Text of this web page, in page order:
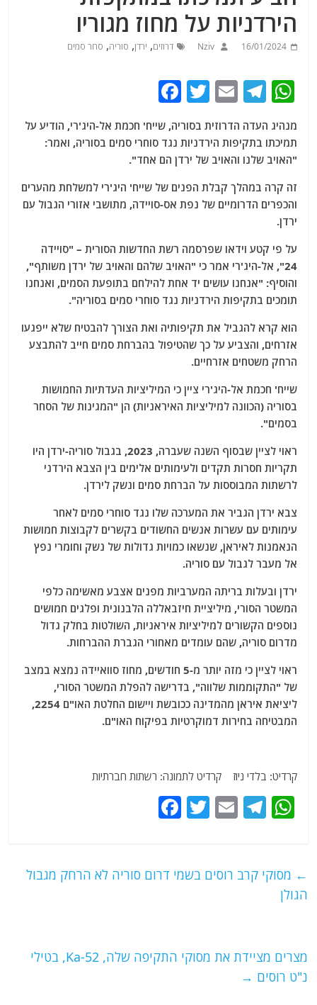
הירדניות על מחוז מגוריו
16/01/2024
Nziv דרוזים, ירדן, סוריה, סחר סמים
W
at
s
A
p
T
e
g
ra
m
E
ai
l
T
itt
er
c
e
b
o
k
מנהיג העדה הדרוזית בסוריה, שייח' חכמת אל-היג'רי, הודיע ​​על
תמיכתו בתקיפות הירדניות נגד סוחרי סמים בסוריה, ואמר:
"האויב שלנו והאויב של ירדן הם אחד".
זה קרה במהלך קבלת הפנים של שייח' היג'רי למשלחת מהערים
והכפרים הדרומיים של נפת אס-סויידה, מתושבי אזורי הגבול עם
ירדן.
על פי קטע וידאו שפרסמה רשת החדשות הסורית – "סויידה
24", אל-היג'רי אמר כי "האויב שלהם והאויב של ירדן משותף",
והוסיף: "אנחנו עושים יד אחת להילחם בתופעת הסמים, ואנחנו
תומכים בתקיפות הירדניות נגד סוחרי סמים בסוריה".
הוא קרא להגביל את תקיפותיה ואת הצורך להבטיח שלא ייפגעו
אזרחים, והצביע על כך שהטיפול בהברחת סמים חייב להתבצע
הרחק משטחים אזרחיים.
שייח' חכמת אל-היג'רי ציין כי המיליציות העדתיות החמושות
בסוריה (הכוונה למיליציות האיראניות) הן "המגינות של הסחר
בסמים".
ראוי לציין שבסוף השנה שעברה, 2023, בגבול סוריה-ירדן היו
תקריות חסרות תקדים ולעימותים אלימים בין הצבא הירדני
לרשתות המבוססות על הברחת סמים ונשק לירדן.
צבא ירדן הגביר את המערכה שלו נגד סוחרי סמים לאחר
עימותים עם עשרות אנשים החשודים בקשרים לקבוצות חמושות
הנאמנות לאיראן, שנשאו כמויות גדולות של נשק וחומרי נפץ
אל מעבר לגבול עם סוריה.
ירדן ובעלות בריתה המערביות מפנים אצבע מאשימה כלפי
המשטר הסורי, מיליציית חיזבאללה הלבנונית ופלגים חמושים
נוספים הקשורים למיליציות איראניות, השולטות בחלק גדול
מדרום סוריה, שהם עומדים מאחורי הגברת ההברחות.
ראוי לציין כי מזה יותר מ-5 חודשים, מחוז סוואיידה נמצא במצב
של "התקוממות שלווה", בדרישה להפלת המשטר הסורי,
ליציאת איראן מהמדינה ככובשת ויישום החלטת האו"ם 2254,
המבטיחה בחירות דמוקרטיות בפיקוח האו"ם.
קרדיט: בלדי ניוז קרדיט לתמונה: רשתות חברתיות
W
s
T
g
E
l
T
er
e
k
← מסוקי קרב רוסים בשמי דרום סוריה לא הרחק מגבול
הגולן
מצרים מציידת את מסוקי התקיפה שלה, Ka-52, בטילי
נ"ט רוסים →